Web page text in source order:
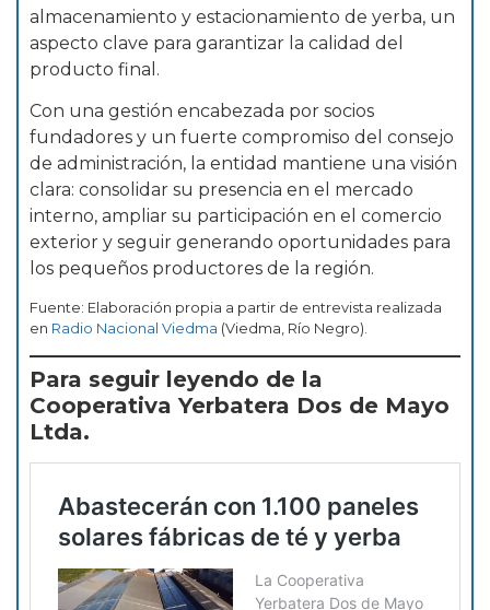
almacenamiento y estacionamiento de yerba, un
aspecto clave para garantizar la calidad del
producto final.
Con una gestión encabezada por socios
fundadores y un fuerte compromiso del consejo
de administración, la entidad mantiene una visión
clara: consolidar su presencia en el mercado
interno, ampliar su participación en el comercio
exterior y seguir generando oportunidades para
los pequeños productores de la región.
Fuente: Elaboración propia a partir de entrevista realizada
en Radio Nacional Viedma (Viedma, Río Negro).
Para seguir leyendo de la
Cooperativa Yerbatera Dos de Mayo
Ltda.